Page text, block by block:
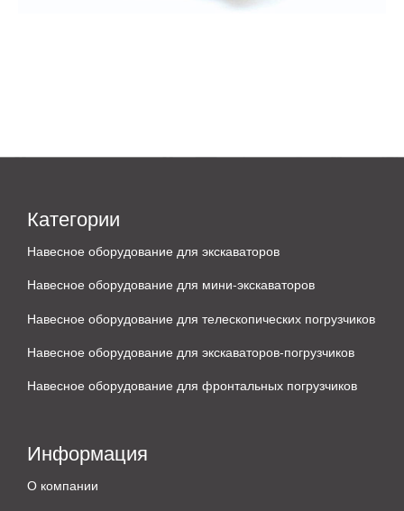
Категории
Навесное оборудование для экскаваторов
Навесное оборудование для мини-экскаваторов
Навесное оборудование для телескопических погрузчиков
Навесное оборудование для экскаваторов-погрузчиков
Навесное оборудование для фронтальных погрузчиков
Информация
О компании